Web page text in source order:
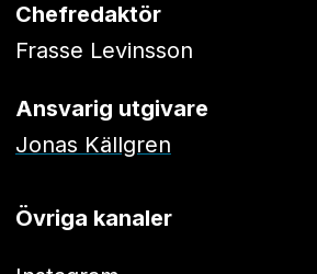
Chefredaktör
Frasse Levinsson
Ansvarig utgivare
Jonas Källgren
Övriga kanaler